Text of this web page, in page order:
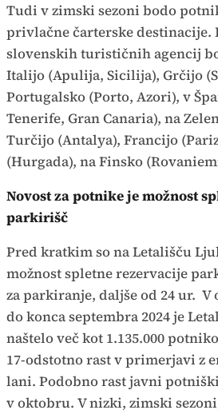
Tudi v zimski sezoni bodo
privlačne čarterske destinacije.
slovenskih turističnih agencij
Italijo (Apulija, Sicilija), Grčijo
Portugalsko (Porto, Azori), v
Tenerife, Gran Canaria), na
Turčijo (Antalya), Francijo
(Hurgada), na Finsko
Novost za potnike je možnost
parkirišč
Pred kratkim so na Letališču
možnost spletne rezervacije
za parkiranje, daljše od 24 ur.
do konca septembra 2024 je
naštelo več kot 1.135.000
17-odstotno rast v primerjavi z
lani. Podobno rast javni
v oktobru. V nizki, zimski